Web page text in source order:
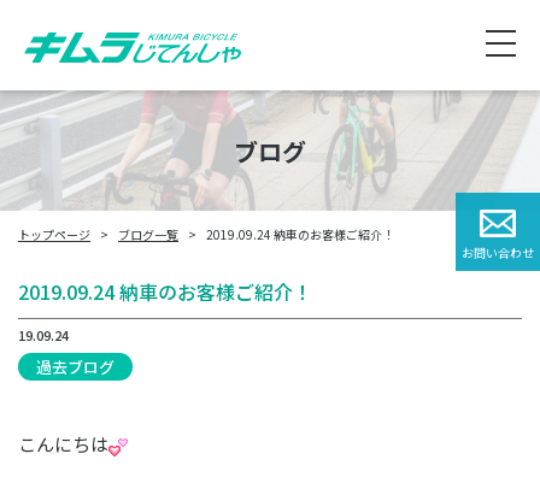
ブログ
トップページ ブログ一覧 2019.09.24 納車のお客様ご紹介！
2019.09.24 納車のお客様ご紹介！
19.09.24
過去ブログ
こんにちは
お問い合わせ